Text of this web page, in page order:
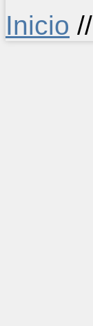
Inicio //